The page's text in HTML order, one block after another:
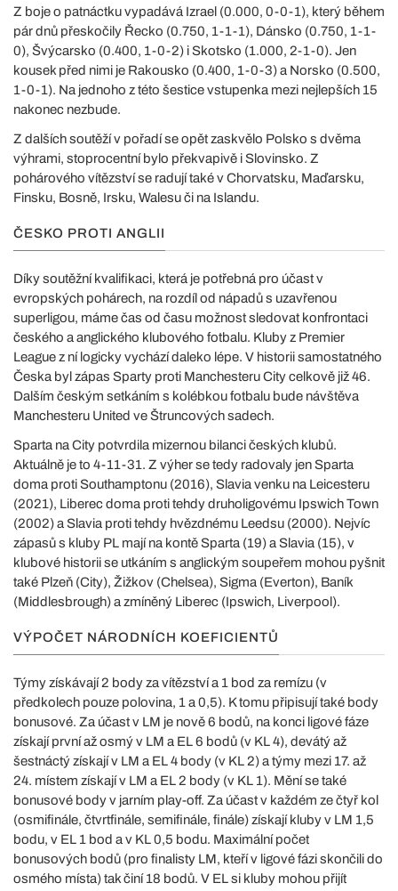
Z boje o patnáctku vypadává Izrael (0.000, 0-0-1), který během
pár dnů přeskočily Řecko (0.750, 1-1-1), Dánsko (0.750, 1-1-
0), Švýcarsko (0.400, 1-0-2) i Skotsko (1.000, 2-1-0). Jen
kousek před nimi je Rakousko (0.400, 1-0-3) a Norsko (0.500,
1-0-1). Na jednoho z této šestice vstupenka mezi nejlepších 15
nakonec nezbude.
Z dalších soutěží v pořadí se opět zaskvělo Polsko s dvěma
výhrami, stoprocentní bylo překvapivě i Slovinsko. Z
pohárového vítězství se radují také v Chorvatsku, Maďarsku,
Finsku, Bosně, Irsku, Walesu či na Islandu.
ČESKO PROTI ANGLII
Díky soutěžní kvalifikaci, která je potřebná pro účast v
evropských pohárech, na rozdíl od nápadů s uzavřenou
superligou, máme čas od času možnost sledovat konfrontaci
českého a anglického klubového fotbalu. Kluby z Premier
League z ní logicky vychází daleko lépe. V historii samostatného
Česka byl zápas Sparty proti Manchesteru City celkově již 46.
Dalším českým setkáním s kolébkou fotbalu bude návštěva
Manchesteru United ve Štruncových sadech.
Sparta na City potvrdila mizernou bilanci českých klubů.
Aktuálně je to 4-11-31. Z výher se tedy radovaly jen Sparta
doma proti Southamptonu (2016), Slavia venku na Leicesteru
(2021), Liberec doma proti tehdy druholigovému Ipswich Town
(2002) a Slavia proti tehdy hvězdnému Leedsu (2000). Nejvíc
zápasů s kluby PL mají na kontě Sparta (19) a Slavia (15), v
klubové historii se utkáním s anglickým soupeřem mohou pyšnit
také Plzeň (City), Žižkov (Chelsea), Sigma (Everton), Baník
(Middlesbrough) a zmíněný Liberec (Ipswich, Liverpool).
VÝPOČET NÁRODNÍCH KOEFICIENTŮ
Týmy získávají 2 body za vítězství a 1 bod za remízu (v
předkolech pouze polovina, 1 a 0,5). K tomu připisují také body
bonusové. Za účast v LM je nově 6 bodů, na konci ligové fáze
získají první až osmý v LM a EL 6 bodů (v KL 4), devátý až
šestnáctý získají v LM a EL 4 body (v KL 2) a týmy mezi 17. až
24. místem získají v LM a EL 2 body (v KL 1). Mění se také
bonusové body v jarním play-off. Za účast v každém ze čtyř kol
(osmifinále, čtvrtfinále, semifinále, finále) získají kluby v LM 1,5
bodu, v EL 1 bod a v KL 0,5 bodu. Maximální počet
bonusových bodů (pro finalisty LM, kteří v ligové fázi skončili do
osmého místa) tak činí 18 bodů. V EL si kluby mohou přijít